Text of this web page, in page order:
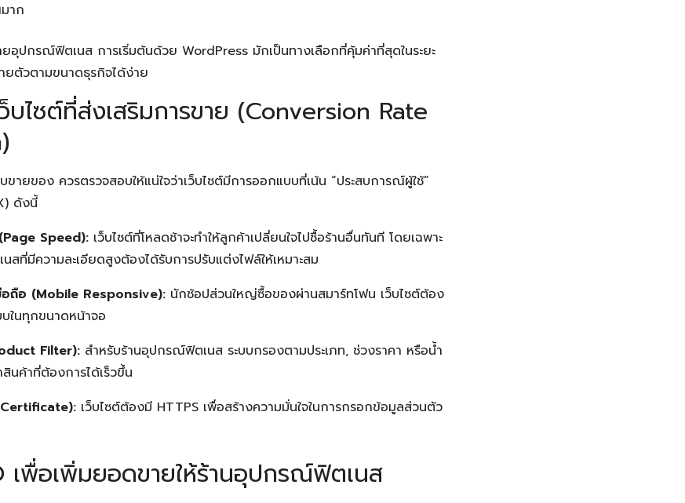
for:
Search
าก
อุปกรณ์ฟิตเนส การเริ่มต้นด้วย WordPress มักเป็นทางเลือกที่คุ้มค่าที่สุดในระยะ
ยตัวตามขนาดธุรกิจได้ง่าย
บไซต์ที่ส่งเสริมการขาย (Conversion Rate
ขายของ ควรตรวจสอบให้แน่ใจว่าเว็บไซต์มีการออกแบบที่เน้น “ประสบการณ์ผู้ใช้”
ดังนี้
Speed):เว็บไซต์ที่โหลดช้าจะทำให้ลูกค้าเปลี่ยนใจไปซื้อร้านอื่นทันที โดยเฉพาะ
ที่มีความละเอียดสูงต้องได้รับการปรับแต่งไฟล์ให้เหมาะสม
อถือ (Mobile Responsive):นักช้อปส่วนใหญ่ซื้อของผ่านสมาร์ทโฟน เว็บไซต์ต้อง
ในทุกขนาดหน้าจอ
Filter):สำหรับร้านอุปกรณ์ฟิตเนส ระบบกรองตามประเภท, ช่วงราคา หรือน้ำ
นค้าที่ต้องการได้เร็วขึ้น
เว็บไซต์ต้องมี HTTPS เพื่อสร้างความมั่นใจในการกรอกข้อมูลส่วนตัว
เพื่อเพิ่มยอดขายให้ร้านอุปกรณ์ฟิตเนส